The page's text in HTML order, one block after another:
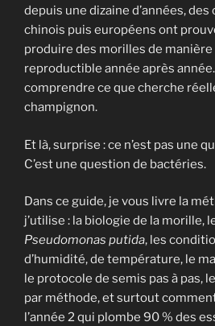
depuis une dizaine d’années,
chinois puis européens ont
produire des morilles de
reproductible année après
comprendre ce que cherche
champignon.
Et là, surprise : ce n’est pas une
C’est une question de bactéries.
Dans ce guide, je vous livre la
j’utilise : la biologie de la morille,
Pseudomonas putida, les
d’humidité, de température, le
le protocole de semis pas à pas,
par méthode, et surtout
l’année 2 qui plombe 90 % des